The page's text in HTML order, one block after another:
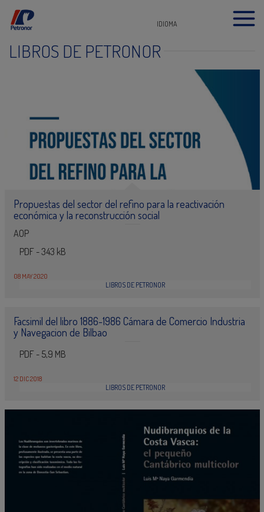
IDIOMA
LIBROS DE PETRONOR
Propuestas del sector del refino para la reactivación
económica y la reconstrucción social
AOP
PDF - 343 kB
08 MAY 2020
LIBROS DE PETRONOR
Facsimil del libro 1886-1986 Cámara de Comercio Industria
y Navegacion de Bilbao
PDF - 5,9 MB
12 DIC 2018
LIBROS DE PETRONOR